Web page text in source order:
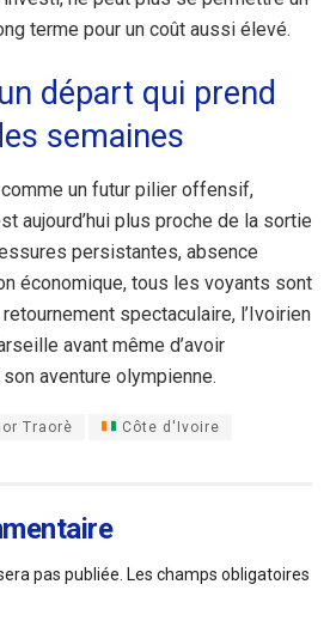
terme pour un coût aussi élevé.
départ qui prend
semaines
un futur pilier offensif,
aujourd’hui plus proche de la sortie
persistantes, absence
économique, tous les voyants sont
retournement spectaculaire, l’Ivoirien
avant même d’avoir
aventure olympienne.
Traorè Côte d'Ivoire
pas publiée. Les champs obligatoires